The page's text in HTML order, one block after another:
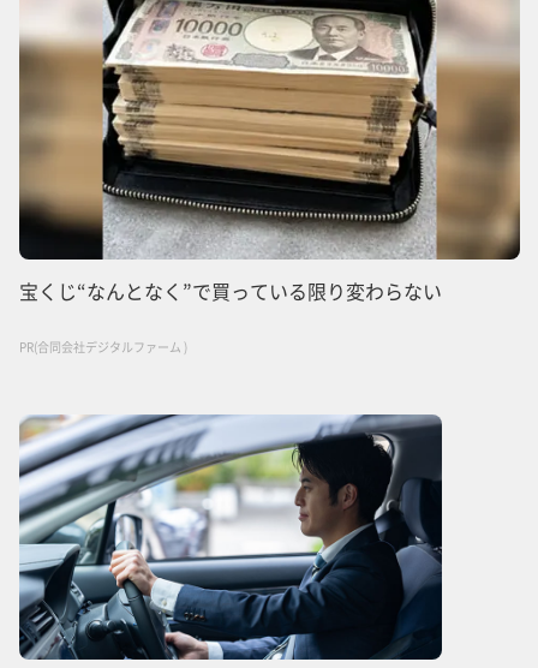
宝くじ“なんとなく”で買っている限り変わらない
PR(合同会社デジタルファーム )